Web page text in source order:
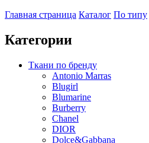
Главная страница Каталог По типу
Категории
Ткани по бренду
Antonio Marras
Blugirl
Blumarine
Burberry
Chanel
DIOR
Dolce&Gabbana